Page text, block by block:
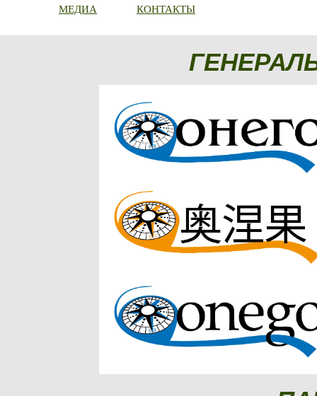
МЕДИА КОНТАКТЫ